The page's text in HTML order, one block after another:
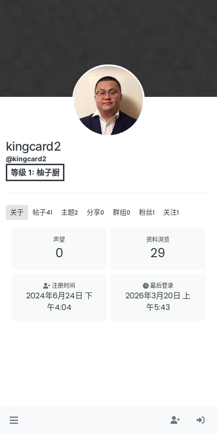
kingcard2
@kingcard2
等级 1: 柚子厨
关于 帖子41 主题2 分享0 群组0 粉丝1 关注1
声望
0
资料浏览
29
注册时间
2024年6月24日 下
午4:04
最后登录
2026年3月20日 上
午5:43